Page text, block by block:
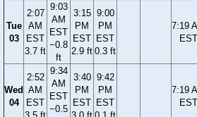
Tue
03
2:07
AM
EST
3.7 ft
9:03
AM
EST
−0.8
ft
3:15
PM
EST
2.9 ft
9:00
PM
EST
0.3 ft
7:19
EST
Wed
04
2:52
AM
EST
9:34
AM
EST
−0.5
3:40
PM
EST
9:42
PM
EST
7:19
EST